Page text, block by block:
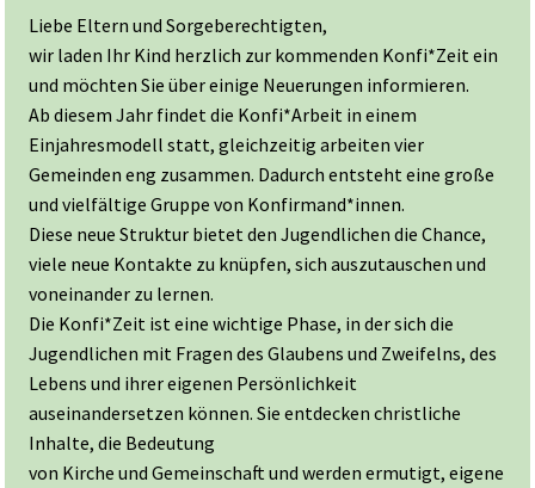
Liebe Eltern und Sorgeberechtigten,
wir laden Ihr Kind herzlich zur kommenden Konfi*Zeit ein
und möchten Sie über einige Neuerungen informieren.
Ab diesem Jahr findet die Konfi*Arbeit in einem
Einjahresmodell statt, gleichzeitig arbeiten vier
Gemeinden eng zusammen. Dadurch entsteht eine große
und vielfältige Gruppe von Konfirmand*innen.
Diese neue Struktur bietet den Jugendlichen die Chance,
viele neue Kontakte zu knüpfen, sich auszutauschen und
voneinander zu lernen.
Die Konfi*Zeit ist eine wichtige Phase, in der sich die
Jugendlichen mit Fragen des Glaubens und Zweifelns, des
Lebens und ihrer eigenen Persönlichkeit
auseinandersetzen können. Sie entdecken christliche
Inhalte, die Bedeutung
von Kirche und Gemeinschaft und werden ermutigt, eigene